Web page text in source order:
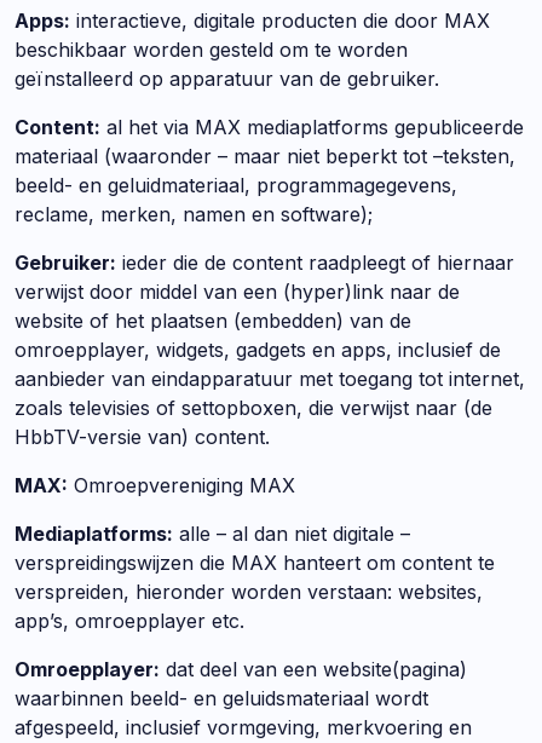
Apps: interactieve, digitale producten die door MAX
beschikbaar worden gesteld om te worden
geïnstalleerd op apparatuur van de gebruiker.
Content: al het via MAX mediaplatforms gepubliceerde
materiaal (waaronder – maar niet beperkt tot –teksten,
beeld- en geluidmateriaal, programmagegevens,
reclame, merken, namen en software);
Gebruiker: ieder die de content raadpleegt of hiernaar
verwijst door middel van een (hyper)link naar de
website of het plaatsen (embedden) van de
omroepplayer, widgets, gadgets en apps, inclusief de
aanbieder van eindapparatuur met toegang tot internet,
zoals televisies of settopboxen, die verwijst naar (de
HbbTV-versie van) content.
MAX: Omroepvereniging MAX
Mediaplatforms: alle – al dan niet digitale –
verspreidingswijzen die MAX hanteert om content te
verspreiden, hieronder worden verstaan: websites,
app’s, omroepplayer etc.
Omroepplayer: dat deel van een website(pagina)
waarbinnen beeld- en geluidsmateriaal wordt
afgespeeld, inclusief vormgeving, merkvoering en